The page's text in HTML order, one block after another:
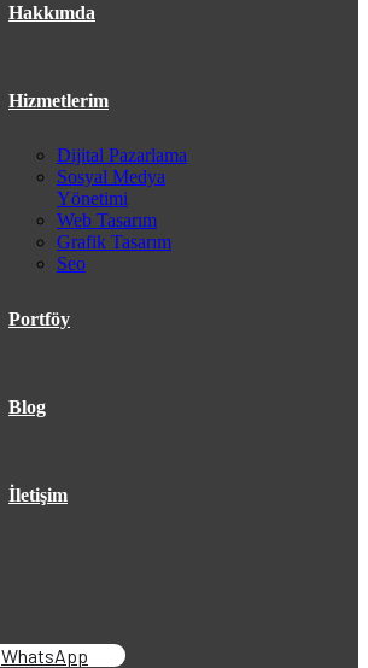
Hakkımda
Hizmetlerim
Dijital Pazarlama
Sosyal Medya
Yönetimi
Web Tasarım
Grafik Tasarım
Seo
Portföy
Blog
İletişim
WhatsApp